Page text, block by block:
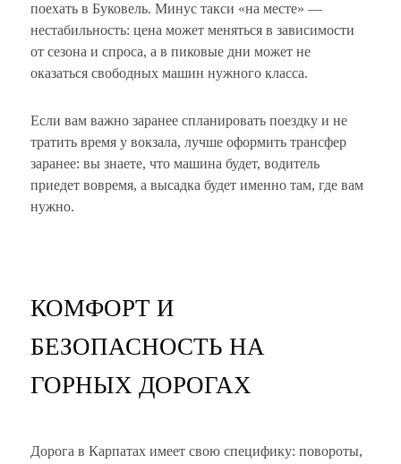
поехать в Буковель. Минус такси «на месте» —
нестабильность: цена может меняться в зависимости
от сезона и спроса, а в пиковые дни может не
оказаться свободных машин нужного класса.
Если вам важно заранее спланировать поездку и не
тратить время у вокзала, лучше оформить трансфер
заранее: вы знаете, что машина будет, водитель
приедет вовремя, а высадка будет именно там, где вам
нужно.
КОМФОРТ И
БЕЗОПАСНОСТЬ НА
ГОРНЫХ ДОРОГАХ
Дорога в Карпатах имеет свою специфику: повороты,